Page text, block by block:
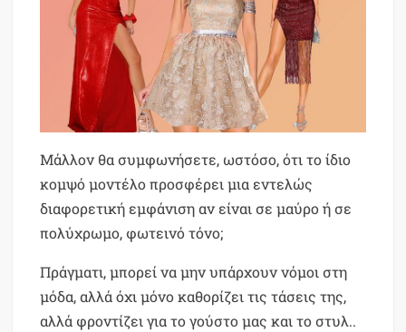
Μάλλον θα συμφωνήσετε, ωστόσο, ότι το ίδιο
κομψό μοντέλο προσφέρει μια εντελώς
διαφορετική εμφάνιση αν είναι σε μαύρο ή σε
πολύχρωμο, φωτεινό τόνο;
Πράγματι, μπορεί να μην υπάρχουν νόμοι στη
μόδα, αλλά όχι μόνο καθορίζει τις τάσεις της,
αλλά φροντίζει για το γούστο μας και το στυλ..